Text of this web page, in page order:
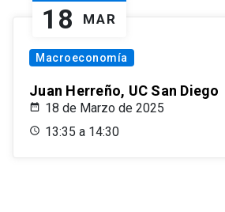
18 MAR
Macroeconomía
Juan Herreño, UC San Diego
18 de Marzo de 2025
13:35 a 14:30